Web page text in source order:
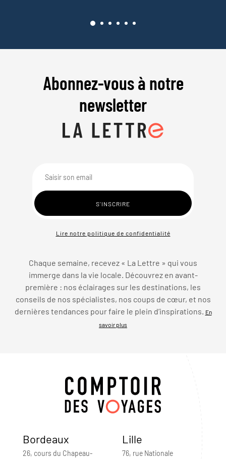
Abonnez-vous à notre
newsletter
Lire notre politique de confidentialité
Chaque semaine, recevez « La Lettre » qui vous
immerge dans la vie locale. Découvrez en avant-
première : nos éclairages sur les destinations, les
conseils de nos spécialistes, nos coups de cœur, et nos
dernières tendances pour faire le plein d’inspirations.
En
savoir plus
Bordeaux
26, cours du Chapeau-
Lille
76, rue Nationale